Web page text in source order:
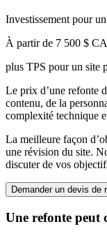
Investissement pour
À partir de 7 500 $
plus TPS pour un site
Le prix d’une refonte
contenu, de la
complexité technique
La meilleure façon
une révision du site.
discuter de vos
Demander un devis de
Une refonte peut